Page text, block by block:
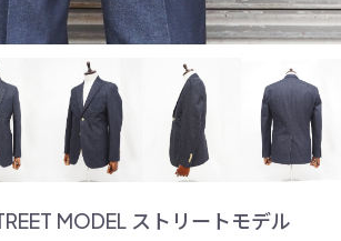
MODEL ストリートモデル